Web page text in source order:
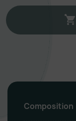

Composition